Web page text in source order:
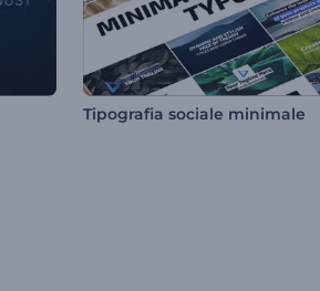
Tipografia sociale minimale